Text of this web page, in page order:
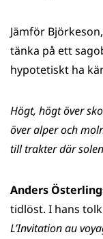
Jämför
tänka på ett
hypotetiskt ha
Högt, högt över
över alper och
till trakter där
Anders
tidlöst. I hans
L’Invitation au